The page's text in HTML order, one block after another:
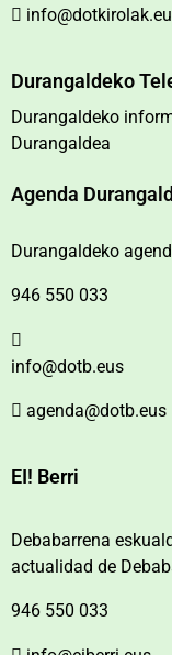
Durangaldeko
Durangaldeko
Durangaldea
Agenda
Durangaldeko
946 550 033
info@dotb.eus
agenda@dotb.eus
EI! Berri
Debabarrena
actualidad de
946 550 033